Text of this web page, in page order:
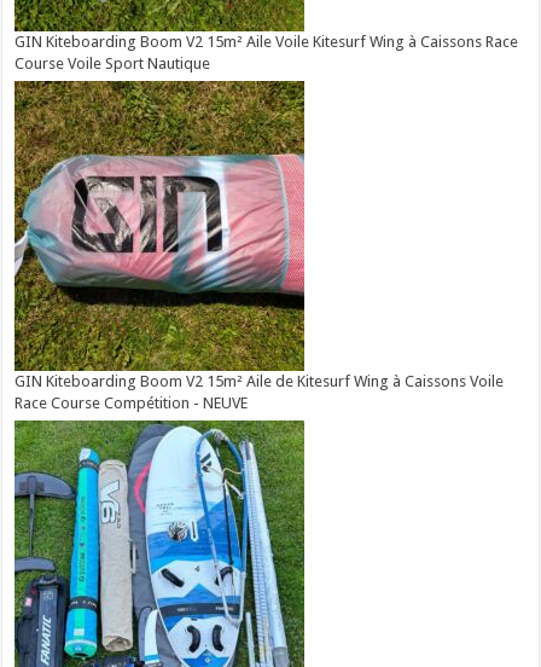
GIN Kiteboarding Boom V2 15m² Aile Voile Kitesurf Wing à Caissons Race
Course Voile Sport Nautique
GIN Kiteboarding Boom V2 15m² Aile de Kitesurf Wing à Caissons Voile
Race Course Compétition - NEUVE